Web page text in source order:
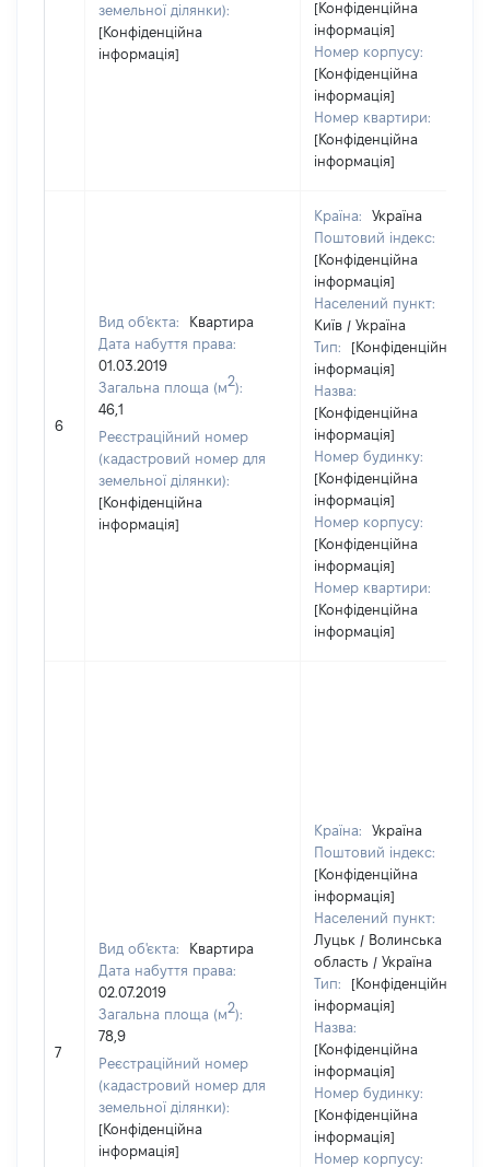
земельної ділянки):
[Конфіденційна
інформація]
[Конфіденційна
інформація]
Номер корпусу:
[Конфіденційна
інформація]
Номер квартири:
[Конфіденційна
інформація]
6
Вид об'єкта:
Квартира
Дата набуття права:
01.03.2019
Загальна площа (м2):
46,1
Реєстраційний номер
(кадастровий номер для
земельної ділянки):
[Конфіденційна
інформація]
Країна:
Україна
Поштовий індекс:
[Конфіденційна
інформація]
Населений пункт:
Київ / Україна
Тип:
[Конфіденційна
інформація]
Назва:
[Конфіденційна
інформація]
Номер будинку:
[Конфіденційна
інформація]
Номер корпусу:
[Конфіденційна
інформація]
Номер квартири:
[Конфіденційна
інформація]
7
Вид об'єкта:
Квартира
Дата набуття права:
02.07.2019
Загальна площа (м2):
78,9
Реєстраційний номер
(кадастровий номер для
земельної ділянки):
[Конфіденційна
інформація]
Країна:
Україна
Поштовий індекс:
[Конфіденційна
інформація]
Населений пункт:
Луцьк / Волинська
область / Україна
Тип:
[Конфіденційна
інформація]
Назва:
[Конфіденційна
інформація]
Номер будинку:
[Конфіденційна
інформація]
Номер корпусу: